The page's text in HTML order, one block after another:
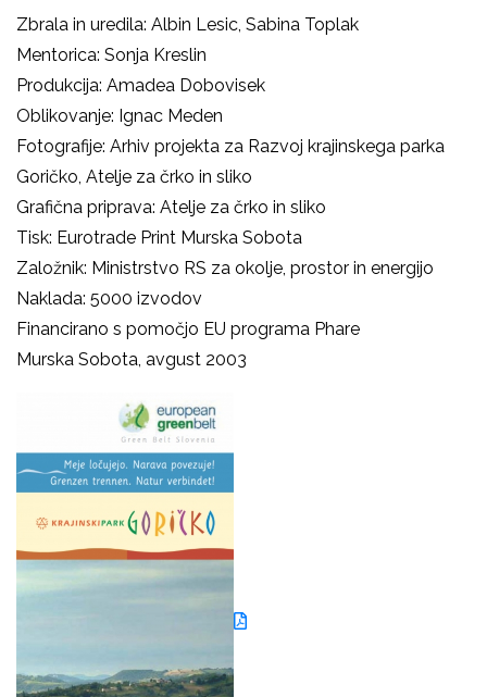
Zbrala in uredila: Albin Lesic, Sabina Toplak
Mentorica: Sonja Kreslin
Produkcija: Amadea Dobovisek
Oblikovanje: Ignac Meden
Fotografije: Arhiv projekta za Razvoj krajinskega parka
Goričko, Atelje za črko in sliko
Grafična priprava: Atelje za črko in sliko
Tisk: Eurotrade Print Murska Sobota
Založnik: Ministrstvo RS za okolje, prostor in energijo
Naklada: 5000 izvodov
Financirano s pomočjo EU programa Phare
Murska Sobota, avgust 2003